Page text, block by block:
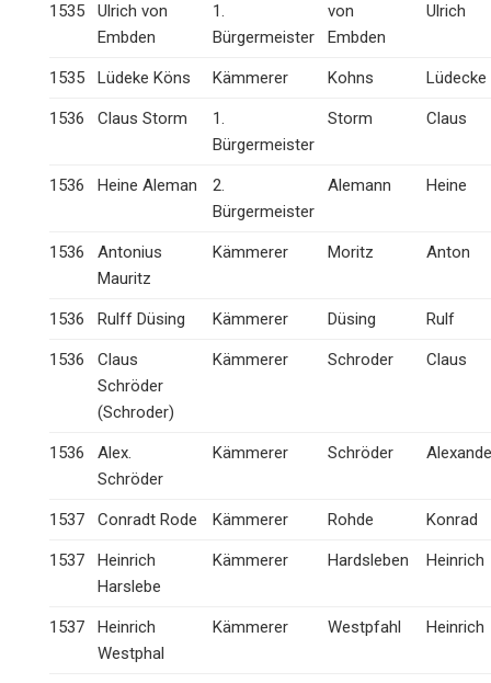
1535
Ulrich von
Embden
1.
Bürgermeister
von
Embden
Ulrich
1535 Lüdeke Köns Kämmerer Kohns Lüdecke
1536 Claus Storm
1.
Bürgermeister
Storm Claus
1536 Heine Aleman
2.
Bürgermeister
Alemann Heine
1536
Antonius
Mauritz
Kämmerer Moritz Anton
1536 Rulff Düsing Kämmerer Düsing Rulf
1536
Claus
Schröder
(Schroder)
Kämmerer Schroder Claus
1536
Alex.
Schröder
Kämmerer Schröder
1537 Conradt Rode Kämmerer Rohde Konrad
1537
Heinrich
Harslebe
Kämmerer Hardsleben Heinrich
1537
Heinrich
Westphal
Kämmerer Westpfahl Heinrich